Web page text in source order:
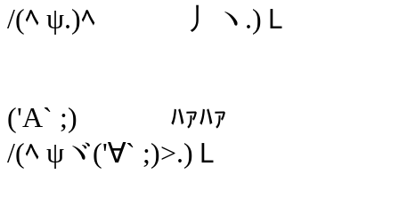
/(ﾍ ψ.)ﾍ 丿ヽ.)Ｌ
('A` ;) ﾊｧﾊｧ
/(ﾍ ψヾ('∀` ;)>.)Ｌ